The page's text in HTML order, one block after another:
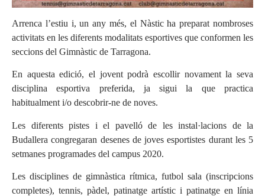
Arrenca l’estiu i, un any més, el Nàstic ha preparat nombroses
activitats en les diferents modalitats esportives que conformen les
seccions del Gimnàstic de Tarragona.
En aquesta edició, el jovent podrà escollir novament la seva
disciplina esportiva preferida, ja sigui la que practica
habitualment i/o descobrir-ne de noves.
Les diferents pistes i el pavelló de les instal·lacions de la
Budallera congregaran desenes de joves esportistes durant les 5
setmanes programades del campus 2020.
Les disciplines de gimnàstica rítmica, futbol sala (inscripcions
completes), tennis, pàdel, patinatge artístic i patinatge en línia